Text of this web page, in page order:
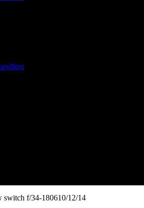
switch f/34-180610/12/14